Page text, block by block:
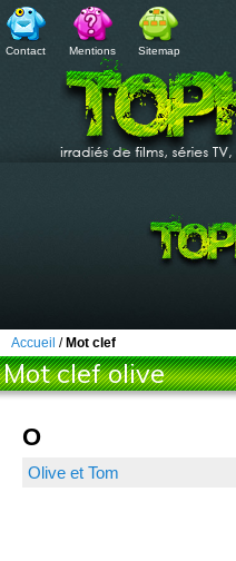
Contact Mentions Sitemap
Accueil / Mot clef
Mot clef olive
O
Olive et Tom